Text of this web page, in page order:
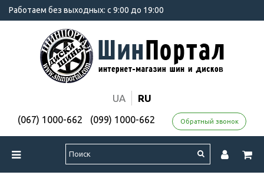
Работаем без выходных: с 9:00 до 19:00
UA RU
(067) 1000-662 (099) 1000-662 Обратный звонок